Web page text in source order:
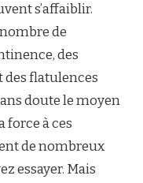
s’affaiblir.
de
des
des flatulences
doute le moyen
force à ces
de nombreux
essayer. Mais